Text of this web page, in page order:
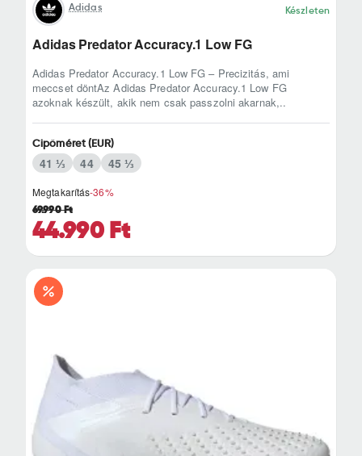
Adidas Készleten
Adidas Predator Accuracy.1 Low FG
Adidas Predator Accuracy.1 Low FG – Precizitás, ami
meccset döntAz Adidas Predator Accuracy.1 Low FG
azoknak készült, akik nem csak passzolni akarnak,..
Megtakarítás-36%
44.990 Ft
69.990 Ft
Cipőméret (EUR)
41 ⅓ 44 45 ⅓